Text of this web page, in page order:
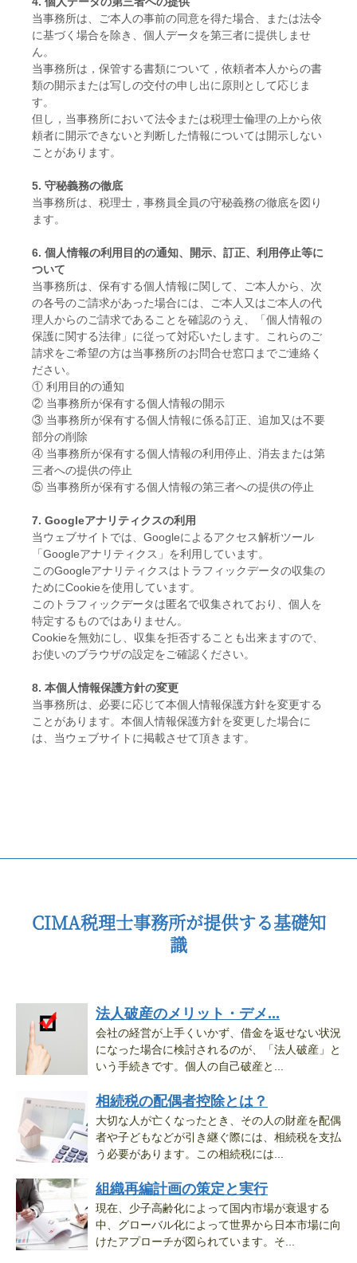
当事務所は、ご本人の事前の同意を得た場合、または法令
に基づく場合を除き、個人データを第三者に提供しませ
ん。
当事務所は，保管する書類について，依頼者本人からの書
類の開示または写しの交付の申し出に原則として応じま
す。
但し，当事務所において法令または税理士倫理の上から依
頼者に開示できないと判断した情報については開示しない
ことがあります。
5. 守秘義務の徹底
当事務所は、税理士，事務員全員の守秘義務の徹底を図り
ます。
6. 個人情報の利用目的の通知、開示、訂正、利用停止等に
ついて
当事務所は、保有する個人情報に関して、ご本人から、次
の各号のご請求があった場合には、ご本人又はご本人の代
理人からのご請求であることを確認のうえ、「個人情報の
保護に関する法律」に従って対応いたします。これらのご
請求をご希望の方は当事務所のお問合せ窓口までご連絡く
ださい。
① 利用目的の通知
② 当事務所が保有する個人情報の開示
③ 当事務所が保有する個人情報に係る訂正、追加又は不要
部分の削除
④ 当事務所が保有する個人情報の利用停止、消去または第
三者への提供の停止
⑤ 当事務所が保有する個人情報の第三者への提供の停止
7. Googleアナリティクスの利用
当ウェブサイトでは、Googleによるアクセス解析ツール
「Googleアナリティクス」を利用しています。
このGoogleアナリティクスはトラフィックデータの収集の
ためにCookieを使用しています。
このトラフィックデータは匿名で収集されており、個人を
特定するものではありません。
Cookieを無効にし、収集を拒否することも出来ますので、
お使いのブラウザの設定をご確認ください。
8. 本個人情報保護方針の変更
当事務所は、必要に応じて本個人情報保護方針を変更する
ことがあります。本個人情報保護方針を変更した場合に
は、当ウェブサイトに掲載させて頂きます。
CIMA税理士事務所が提供する基礎知
識
法人破産のメリット・デメ...
会社の経営が上手くいかず、借金を返せない状況
になった場合に検討されるのが、「法人破産」と
いう手続きです。個人の自己破産と...
相続税の配偶者控除とは？
大切な人が亡くなったとき、その人の財産を配偶
者や子どもなどが引き継ぐ際には、相続税を支払
う必要があります。この相続税には...
組織再編計画の策定と実行
現在、少子高齢化によって国内市場が衰退する
中、グローバル化によって世界から日本市場に向
けたアプローチが図られています。そ...